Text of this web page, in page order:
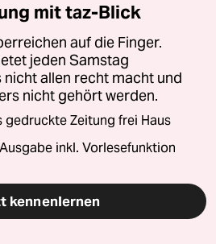
mit taz-Blick
auf die Finger.
jeden Samstag
allen recht macht und
nicht gehört werden.
gedruckte Zeitung frei Haus
inkl. Vorlesefunktion
kennenlernen